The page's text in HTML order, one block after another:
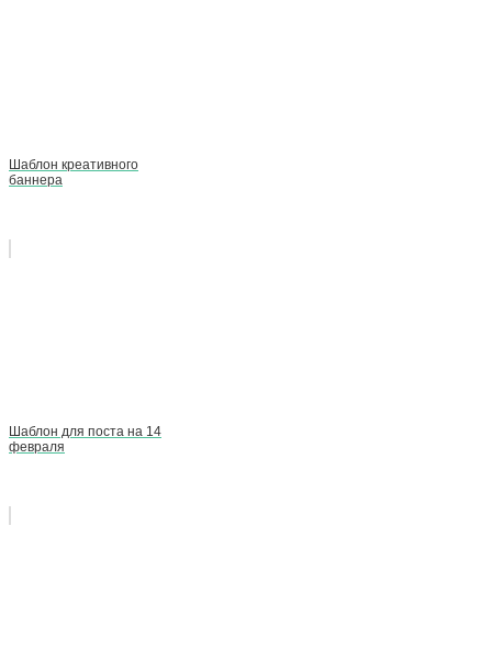
Шаблон креативного
баннера
Шаблон для поста на 14
февраля